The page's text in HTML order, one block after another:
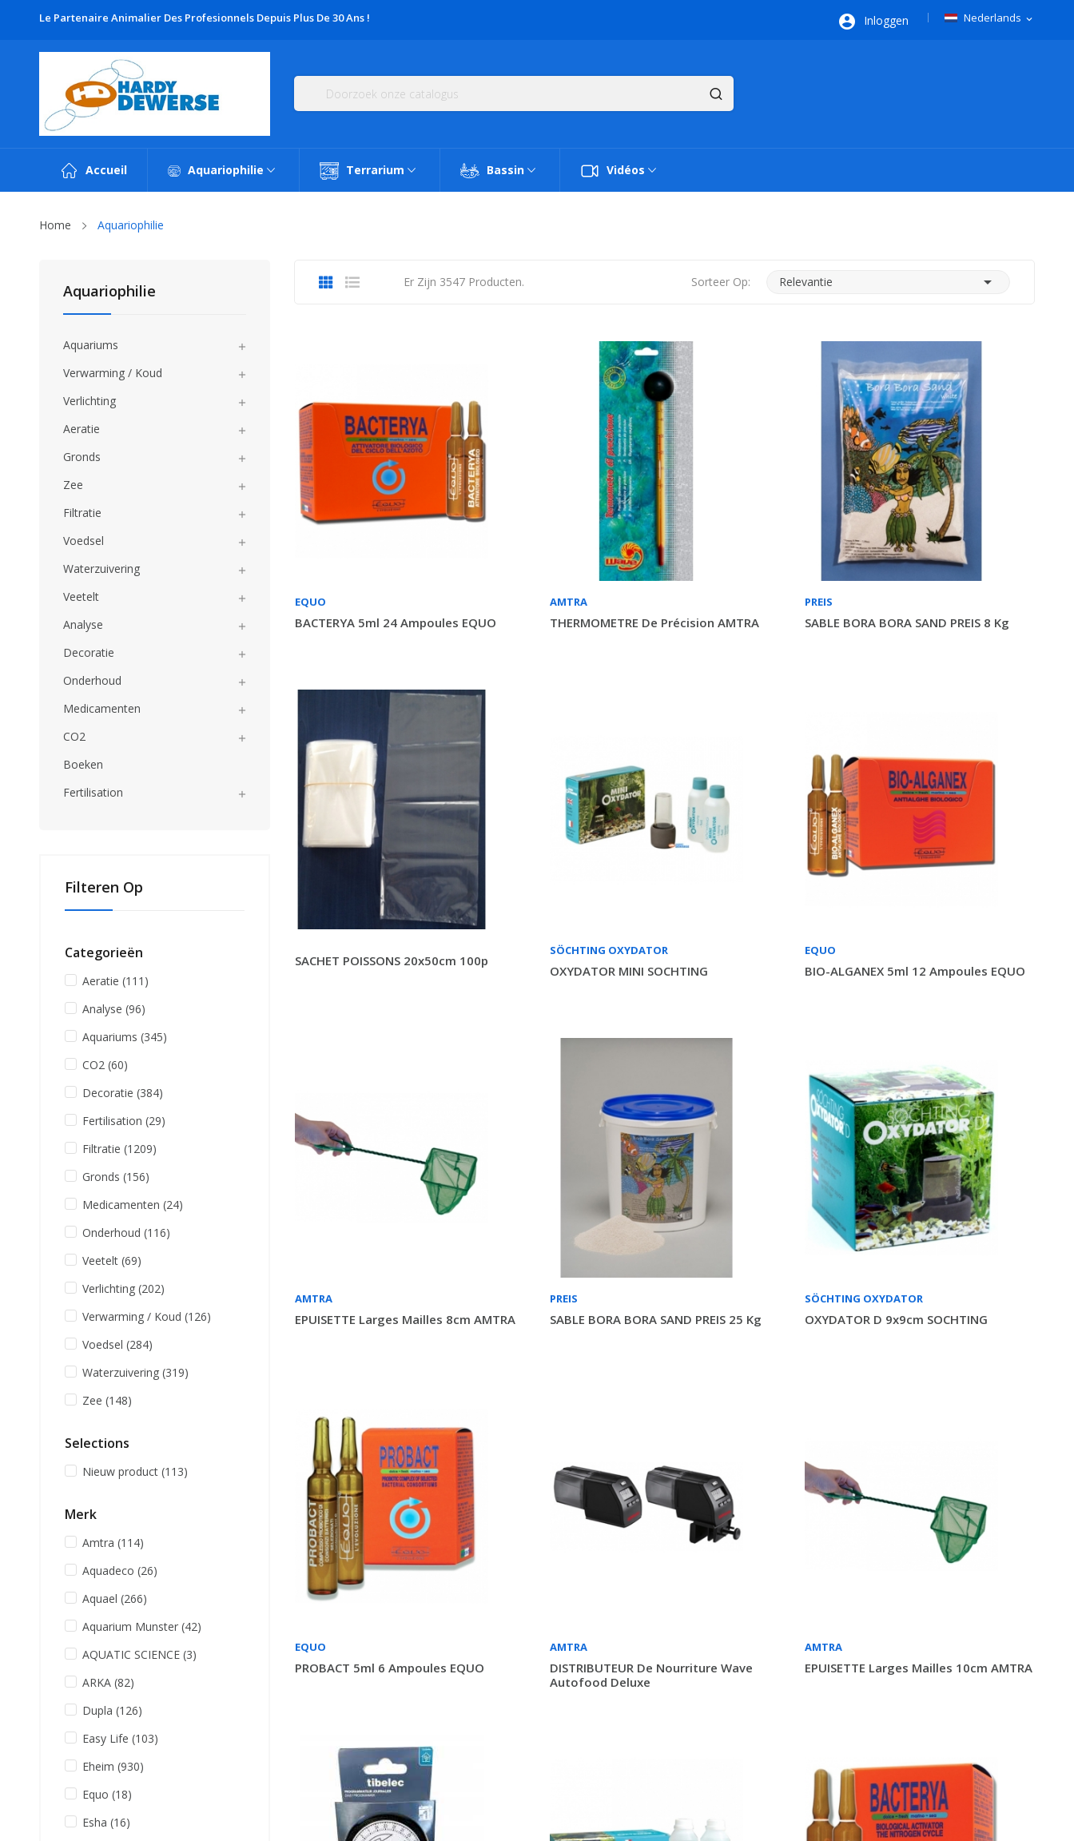
Nederlands expand_more
Le Partenaire Animalier Des Profesionnels Depuis Plus De 30 Ans !  Inloggen
Accueil Aquariophilie Terrarium Bassin Vidéos
Home Aquariophilie
Aquariophilie
Aquariums 
Verwarming / Koud 
Verlichting 
Aeratie 
Gronds 
Zee 
Filtratie 
Voedsel 
Waterzuivering 
Veetelt 
Analyse 
Decoratie 
Onderhoud 
Medicamenten 
CO2 
Boeken
Fertilisation

Filteren Op
Categorieën
Aeratie (111)
Analyse (96)
Aquariums (345)
CO2 (60)
Decoratie (384)
Fertilisation (29)
Filtratie (1209)
Gronds (156)
Medicamenten (24)
Onderhoud (116)
Veetelt (69)
Verlichting (202)
Verwarming / Koud (126)
Voedsel (284)
Waterzuivering (319)
Zee (148)
Selections
Nieuw product (113)
Merk
Amtra (114)
Aquadeco (26)
Aquael (266)
Aquarium Munster (42)
AQUATIC SCIENCE (3)
ARKA (82)
Dupla (126)
Easy Life (103)
Eheim (930)
Equo (18)
Esha (16)
Er Zijn 3547 Producten. Sorteer Op: Relevantie 
EQUO
BACTERYA 5ml 24 Ampoules EQUO
AMTRA
THERMOMETRE De Précision AMTRA
PREIS
SABLE BORA BORA SAND PREIS 8 Kg
SACHET POISSONS 20x50cm 100p
SÖCHTING OXYDATOR
OXYDATOR MINI SOCHTING
EQUO
BIO-ALGANEX 5ml 12 Ampoules EQUO
AMTRA
EPUISETTE Larges Mailles 8cm AMTRA
PREIS
SABLE BORA BORA SAND PREIS 25 Kg
SÖCHTING OXYDATOR
OXYDATOR D 9x9cm SOCHTING
EQUO
PROBACT 5ml 6 Ampoules EQUO
AMTRA
DISTRIBUTEUR De Nourriture Wave
Autofood Deluxe
AMTRA
EPUISETTE Larges Mailles 10cm AMTRA